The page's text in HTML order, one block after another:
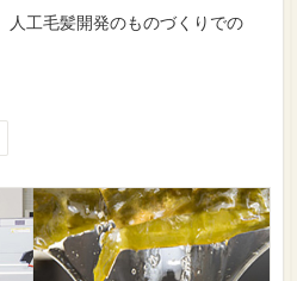
工毛髪開発のものづくりでの